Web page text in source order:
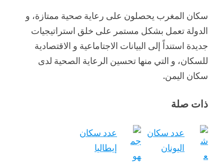
سكان المغرب يحصلون على رعاية صحية ممتازة، و
الدولة تعمل بشكل مستمر على خلق استراتيجيات
جديدة استنداً إلى البيانات الاجتاماعية و الاقتصادية
للسكان، و التي منها تحسين الرعاية الصحية لدى
سكان اليمن.
ذات صلة
عدد سكان
اليونان
عدد سكان
إيطاليا